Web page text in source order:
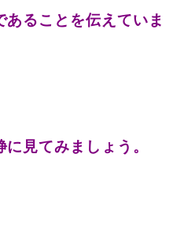
ることを伝えていま
見てみましょう。